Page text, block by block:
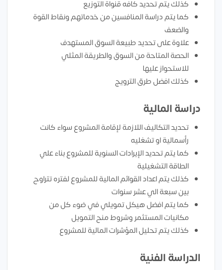
كذلك يتم تحديد كافه قنواة التوزيع
كما يتم دراسة المنافسين من خدماتهم ونقاط القوة
والضعف
علاوة على تحديد طبيعة السوق المستهدف
الحصة المتاحة من السوق والطريقة المثلي
للاستحواز عليها
كذلك افضل طرق الترويج
دراسة المالية
تحديد التكاليف اللازمة لإقامة المشروع سواء كانت
رأسمالية او تشغليه
كما يتم تحديد الإيرادات السنوية للمشروع بناء علي
الطاقة التشغيلية
كذلك يتم اعداد القوائم المالية للمشروع لفتره تتراوح
بين سبعة الي عشر سنوات
كما يتم افضل هيكل تمويلي في ضوء كل من
مكانيات المستثمر وشروط منح التمويل
كذلك يتم تحليل المؤشرات المالية للمشروع
الدراسة الفنية